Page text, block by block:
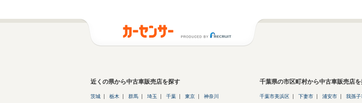
近くの県から中古車販売店を探す
茨城 栃木 群馬 埼玉 千葉 東京 神奈川
千葉県の市区町村から中古車販売店
千葉市美浜区 下妻市 浦安市 我孫子